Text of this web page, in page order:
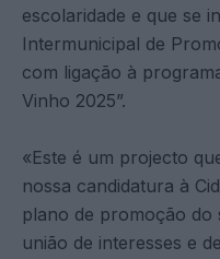
escolaridade e que se
Intermunicipal de
com ligação à
Vinho 2025”.
«Este é um projecto
nossa candidatura à
plano de promoção do
união de interesses e